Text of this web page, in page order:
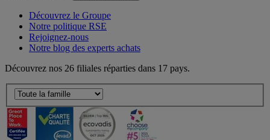
Découvrez le Groupe
Notre politique RSE
Rejoignez-nous
Notre blog des experts achats
Découvrez nos 26 filiales réparties dans 17 pays.